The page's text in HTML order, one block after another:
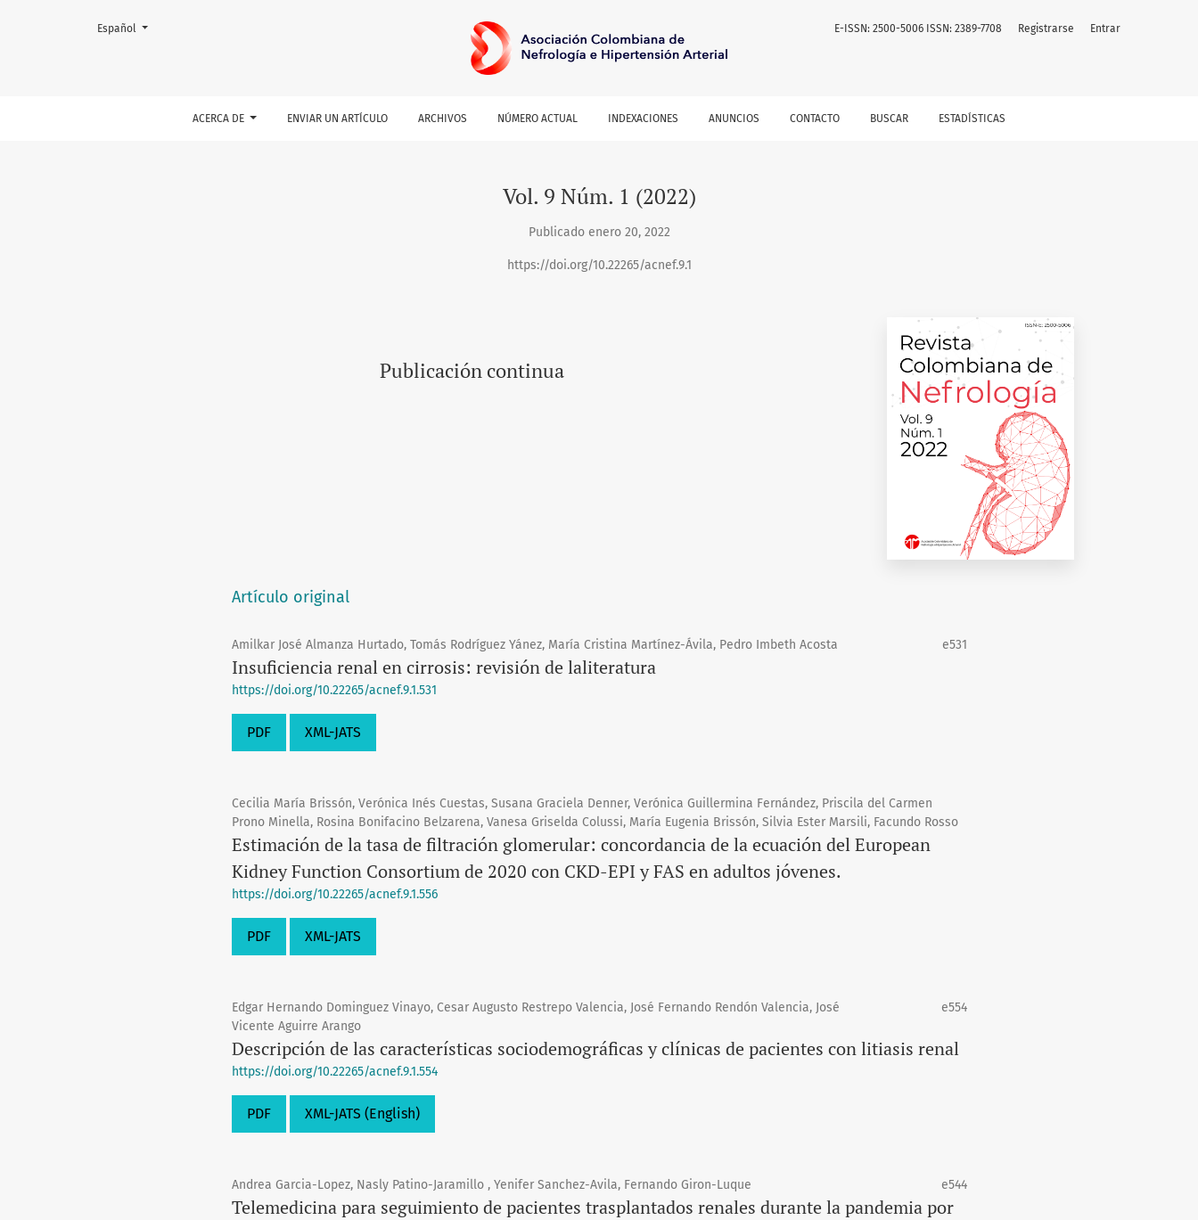
ACERCA DE ENVIAR UN ARTÍCULO ARCHIVOS NÚMERO ACTUAL INDEXACIONES ANUNCIOS CONTACTO BUSCAR ESTADÍSTICAS
E-ISSN: 2500-5006 ISSN: 2389-7708 Registrarse Entrar
Cambiar el idioma. El actual es:
Español
Vol. 9 Núm. 1 (2022)
Publicado enero 20, 2022
https://doi.org/10.22265/acnef.9.1
Publicación continua
Artículo original
Amilkar José Almanza Hurtado, Tomás Rodríguez Yánez, María Cristina Martínez-Ávila, Pedro Imbeth Acosta e531
Insuficiencia renal en cirrosis: revisión de laliteratura
https://doi.org/10.22265/acnef.9.1.531
PDF XML-JATS
Cecilia María Brissón, Verónica Inés Cuestas, Susana Graciela Denner, Verónica Guillermina Fernández, Priscila del Carmen
Prono Minella, Rosina Bonifacino Belzarena, Vanesa Griselda Colussi, María Eugenia Brissón, Silvia Ester Marsili, Facundo Rosso
Estimación de la tasa de filtración glomerular: concordancia de la ecuación del European
Kidney Function Consortium de 2020 con CKD-EPI y FAS en adultos jóvenes.
https://doi.org/10.22265/acnef.9.1.556
PDF XML-JATS
Edgar Hernando Dominguez Vinayo, Cesar Augusto Restrepo Valencia, José Fernando Rendón Valencia, José
Vicente Aguirre Arango
e554
Descripción de las características sociodemográficas y clínicas de pacientes con litiasis renal
https://doi.org/10.22265/acnef.9.1.554
PDF XML-JATS (English)
Andrea Garcia-Lopez, Nasly Patino-Jaramillo , Yenifer Sanchez-Avila, Fernando Giron-Luque e544
Telemedicina para seguimiento de pacientes trasplantados renales durante la pandemia por